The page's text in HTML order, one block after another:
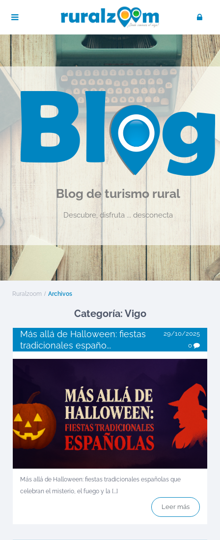
Blog de turismo rural
Descubre, disfruta ... desconecta
Ruralzoom Archivos
Categoría: Vigo
Más allá de Halloween: fiestas
tradicionales españo...
29/10/2025
0
Más allá de Halloween: fiestas tradicionales españolas que
celebran el misterio, el fuego y la [...]
Leer más